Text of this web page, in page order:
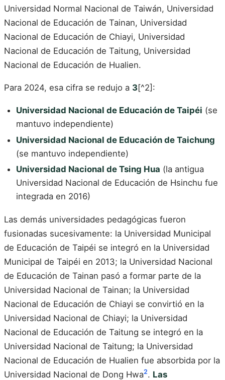
Universidad Normal Nacional de Taiwán, Universidad
Nacional de Educación de Tainan, Universidad
Nacional de Educación de Chiayi, Universidad
Nacional de Educación de Taitung, Universidad
Nacional de Educación de Hualien.
Para 2024, esa cifra se redujo a 3[^2]:
Universidad Nacional de Educación de Taipéi (se
mantuvo independiente)
Universidad Nacional de Educación de Taichung
(se mantuvo independiente)
Universidad Nacional de Tsing Hua (la antigua
Universidad Nacional de Educación de Hsinchu fue
integrada en 2016)
Las demás universidades pedagógicas fueron
fusionadas sucesivamente: la Universidad Municipal
de Educación de Taipéi se integró en la Universidad
Municipal de Taipéi en 2013; la Universidad Nacional
de Educación de Tainan pasó a formar parte de la
Universidad Nacional de Tainan; la Universidad
Nacional de Educación de Chiayi se convirtió en la
Universidad Nacional de Chiayi; la Universidad
Nacional de Educación de Taitung se integró en la
Universidad Nacional de Taitung; la Universidad
Nacional de Educación de Hualien fue absorbida por la
Universidad Nacional de Dong Hwa2. Las